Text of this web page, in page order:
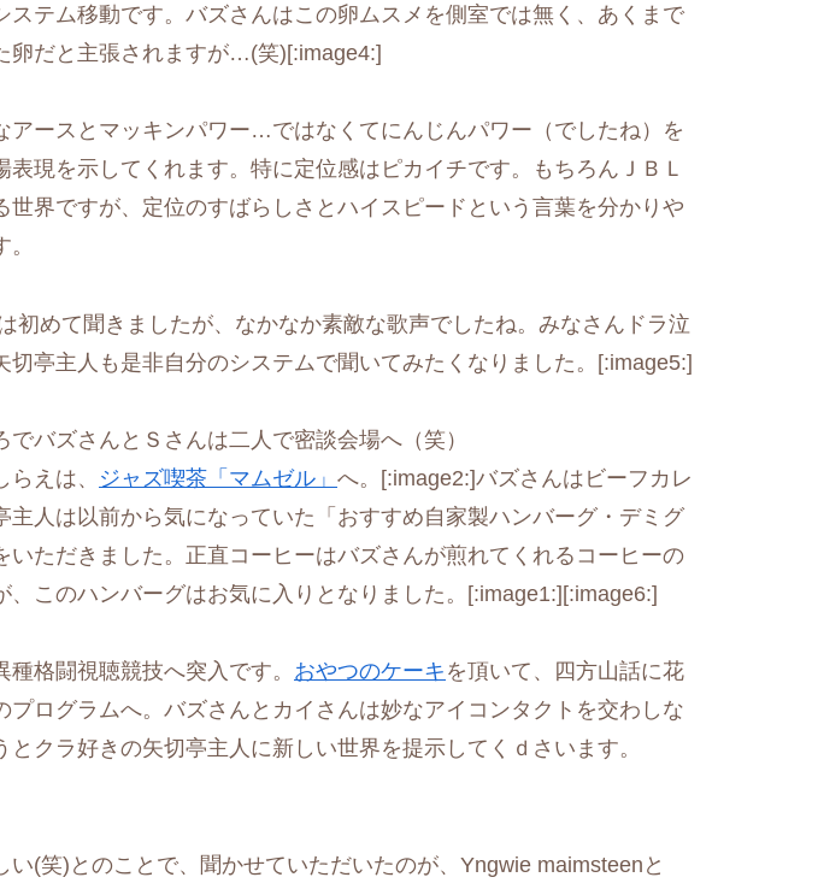
ステム移動です。バズさんはこの卵ムスメを側室では無く、あくまで
卵だと主張されますが…(笑)[:image4:]
アースとマッキンパワー…ではなくてにんじんパワー（でしたね）を
表現を示してくれます。特に定位感はピカイチです。もちろんＪＢＬ
世界ですが、定位のすばらしさとハイスピードという言葉を分かりや
初めて聞きましたが、なかなか素敵な歌声でしたね。みなさんドラ泣
切亭主人も是非自分のシステムで聞いてみたくなりました。[:image5:]
でバズさんとＳさんは二人で密談会場へ（笑）
えは、 ジャズ喫茶「マムゼル」 へ。[:image2:]バズさんはビーフカレ
主人は以前から気になっていた「おすすめ自家製ハンバーグ・デミグ
いただきました。正直コーヒーはバズさんが煎れてくれるコーヒーの
、このハンバーグはお気に入りとなりました。[:image1:][:image6:]
格闘視聴競技へ突入です。 おやつのケーキ を頂いて、四方山話に花
プログラムへ。バズさんとカイさんは妙なアイコンタクトを交わしな
とクラ好きの矢切亭主人に新しい世界を提示してくｄさいます。
い(笑)とのことで、聞かせていただいたのが、Yngwie maimsteenと